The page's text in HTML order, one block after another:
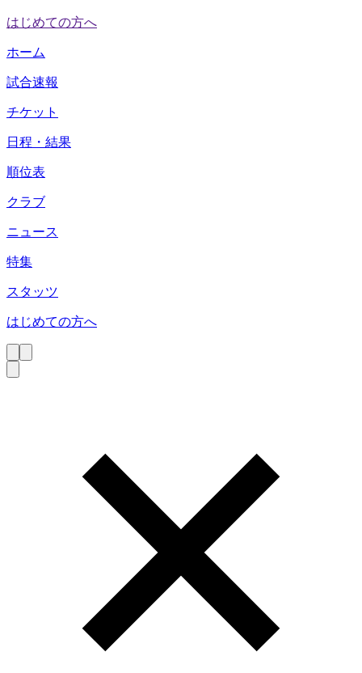
はじめての方へ
ホーム
試合速報
チケット
日程・結果
順位表
クラブ
ニュース
特集
スタッツ
はじめての方へ